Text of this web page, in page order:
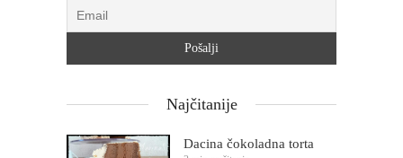
Najčitanije
Dacina čokoladna torta